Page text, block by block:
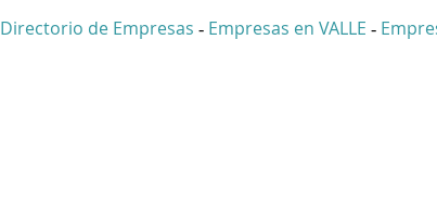
Directorio de Empresas - Empresas en VALLE -